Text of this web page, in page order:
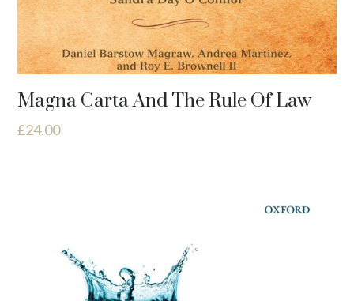
Magna Carta And The Rule Of Law
£24.00